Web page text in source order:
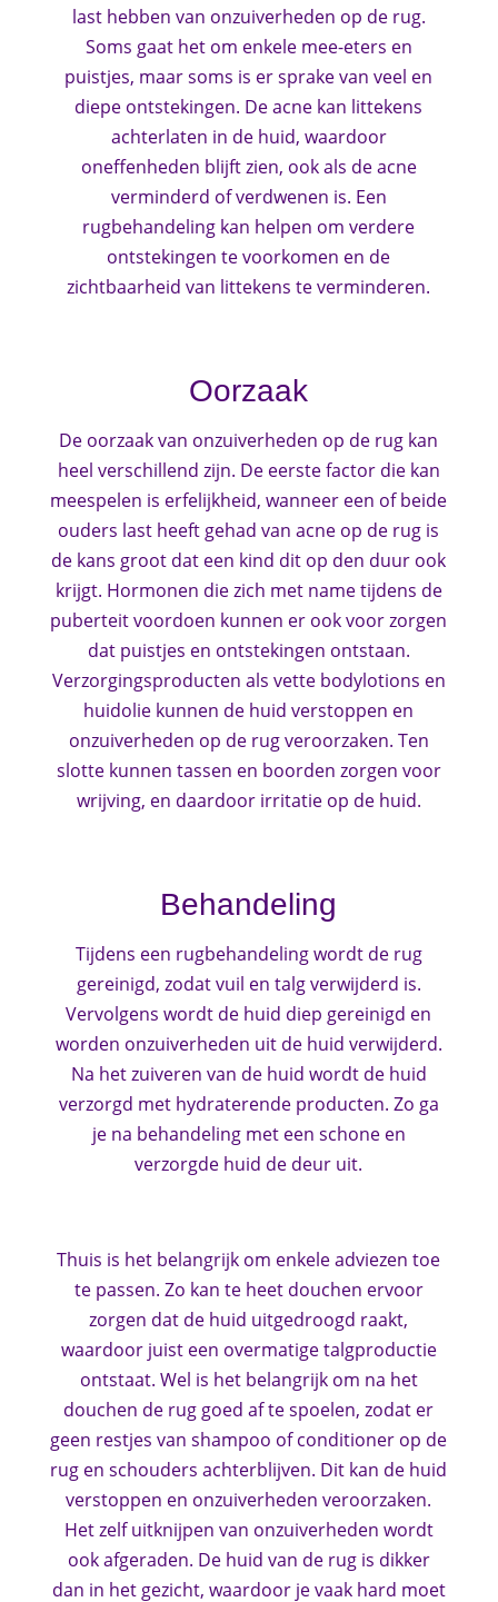
last hebben van onzuiverheden op de rug.
Soms gaat het om enkele mee-eters en
puistjes, maar soms is er sprake van veel en
diepe ontstekingen. De acne kan littekens
achterlaten in de huid, waardoor
oneffenheden blijft zien, ook als de acne
verminderd of verdwenen is. Een
rugbehandeling kan helpen om verdere
ontstekingen te voorkomen en de
zichtbaarheid van littekens te verminderen.
Oorzaak
De oorzaak van onzuiverheden op de rug kan
heel verschillend zijn. De eerste factor die kan
meespelen is erfelijkheid, wanneer een of beide
ouders last heeft gehad van acne op de rug is
de kans groot dat een kind dit op den duur ook
krijgt. Hormonen die zich met name tijdens de
puberteit voordoen kunnen er ook voor zorgen
dat puistjes en ontstekingen ontstaan.
Verzorgingsproducten als vette bodylotions en
huidolie kunnen de huid verstoppen en
onzuiverheden op de rug veroorzaken. Ten
slotte kunnen tassen en boorden zorgen voor
wrijving, en daardoor irritatie op de huid.
Behandeling
Tijdens een rugbehandeling wordt de rug
gereinigd, zodat vuil en talg verwijderd is.
Vervolgens wordt de huid diep gereinigd en
worden onzuiverheden uit de huid verwijderd.
Na het zuiveren van de huid wordt de huid
verzorgd met hydraterende producten. Zo ga
je na behandeling met een schone en
verzorgde huid de deur uit.
Thuis is het belangrijk om enkele adviezen toe
te passen. Zo kan te heet douchen ervoor
zorgen dat de huid uitgedroogd raakt,
waardoor juist een overmatige talgproductie
ontstaat. Wel is het belangrijk om na het
douchen de rug goed af te spoelen, zodat er
geen restjes van shampoo of conditioner op de
rug en schouders achterblijven. Dit kan de huid
verstoppen en onzuiverheden veroorzaken.
Het zelf uitknijpen van onzuiverheden wordt
ook afgeraden. De huid van de rug is dikker
dan in het gezicht, waardoor je vaak hard moet